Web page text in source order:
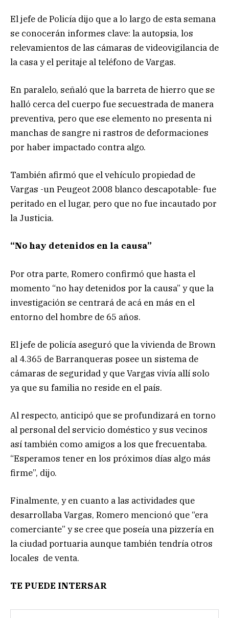
El jefe de Policía dijo que a lo largo de esta semana
se conocerán informes clave: la autopsia, los
relevamientos de las cámaras de videovigilancia de
la casa y el peritaje al teléfono de Vargas.
En paralelo, señaló que la barreta de hierro que se
halló cerca del cuerpo fue secuestrada de manera
preventiva, pero que ese elemento no presenta ni
manchas de sangre ni rastros de deformaciones
por haber impactado contra algo.
También afirmó que el vehículo propiedad de
Vargas -un Peugeot 2008 blanco descapotable- fue
peritado en el lugar, pero que no fue incautado por
la Justicia.
“No hay detenidos en la causa”
Por otra parte, Romero confirmó que hasta el
momento “no hay detenidos por la causa” y que la
investigación se centrará de acá en más en el
entorno del hombre de 65 años.
El jefe de policía aseguró que la vivienda de Brown
al 4.365 de Barranqueras posee un sistema de
cámaras de seguridad y que Vargas vivía allí solo
ya que su familia no reside en el país.
Al respecto, anticipó que se profundizará en torno
al personal del servicio doméstico y sus vecinos
así también como amigos a los que frecuentaba.
“Esperamos tener en los próximos días algo más
firme”, dijo.
Finalmente, y en cuanto a las actividades que
desarrollaba Vargas, Romero mencionó que “era
comerciante” y se cree que poseía una pizzería en
la ciudad portuaria aunque también tendría otros
locales de venta.
TE PUEDE INTERSAR